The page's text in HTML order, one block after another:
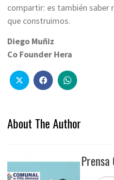
compartir: es también saber
que construimos.
Diego Muñiz
Co Founder Hera
About The Author